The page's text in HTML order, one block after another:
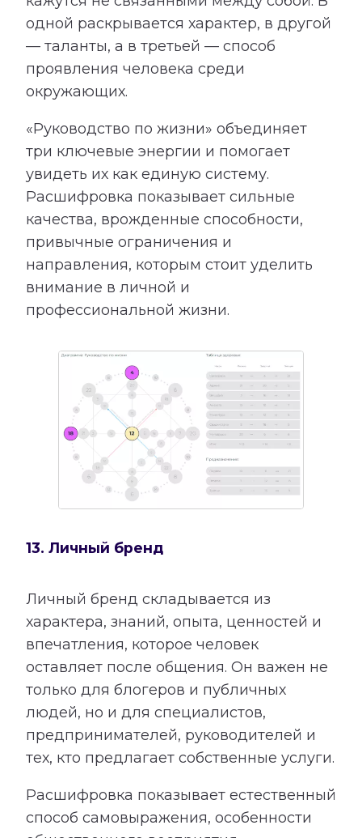
одной раскрывается характер, в другой
— таланты, а в третьей — способ
проявления человека среди
окружающих.
«Руководство по жизни» объединяет
три ключевые энергии и помогает
увидеть их как единую систему.
Расшифровка показывает сильные
качества, врожденные способности,
привычные ограничения и
направления, которым стоит уделить
внимание в личной и
профессиональной жизни.
13. Личный бренд
Личный бренд складывается из
характера, знаний, опыта, ценностей и
впечатления, которое человек
оставляет после общения. Он важен не
только для блогеров и публичных
людей, но и для специалистов,
предпринимателей, руководителей и
тех, кто предлагает собственные услуги.
Расшифровка показывает естественный
способ самовыражения, особенности